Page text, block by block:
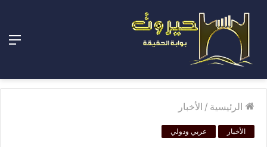
الرئيسية / الأخبار
الأخبار عربي ودولي